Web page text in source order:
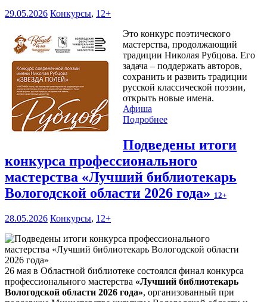
29.05.2026 Конкурсы, 12+
Это конкурс поэтического
мастерства, продолжающий
традиции Николая Рубцова. Его
задача – поддержать авторов,
сохранить и развить традиции
русской классической поэзии,
открыть новые имена.
Афиша
Подробнее
Подведены итоги
конкурса профессионального
мастерства «Лучший библиотекарь
Вологодской области 2026 года» 12+
28.05.2026 Конкурсы, 12+
26 мая в Областной библиотеке состоялся финал конкурса
профессионального мастерства «Лучший библиотекарь
Вологодской области 2026 года», организованный при